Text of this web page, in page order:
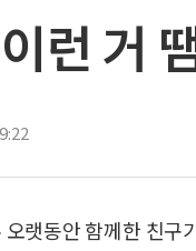
런 거
랫동안 함께한 친구